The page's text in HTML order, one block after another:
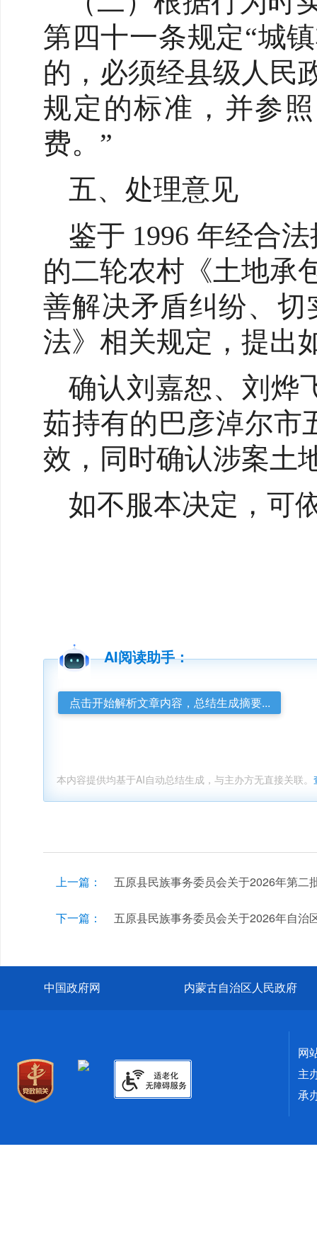
第四十一条规定“城
的，必须经县级人民
规定的标准，并参
费。”
五、处理意见
鉴于 1996 年经合
的二轮农村《土地承
善解决矛盾纠纷、
法》相关规定，提出
确认刘嘉恕、刘烨
茹持有的巴彦淖尔市
效，同时确认涉案土
如不服本决定，可
AI阅读助手：
点击开始解析文章内容，总结生成摘要...
本内容提供均基于AI自动总结生成，与主办方无直接关联。
上一篇： 五原县民族事务委员会关于2026年第二
下一篇： 五原县民族事务委员会关于2026年自治
中国政府网 内蒙古自治区人民政府
网
主
承